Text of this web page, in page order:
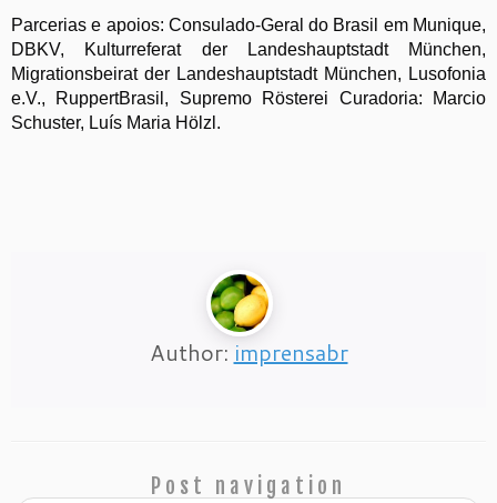
Parcerias e apoios: Consulado-Geral do Brasil em Munique,
DBKV, Kulturreferat der Landeshauptstadt München,
Migrationsbeirat der Landeshauptstadt München, Lusofonia
e.V., RuppertBrasil, Supremo Rösterei Curadoria: Marcio
Schuster, Luís Maria Hölzl.
Author: imprensabr
Post navigation